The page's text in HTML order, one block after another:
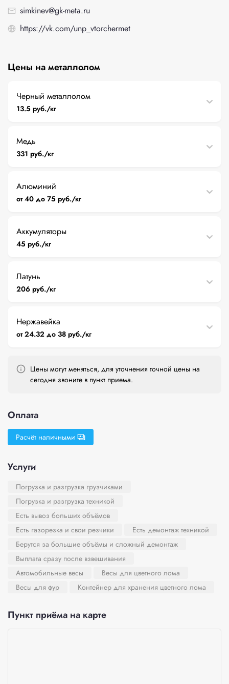
simkinev@gk-meta.ru
https://vk.com/unp_vtorchermet
Цены на металлолом
Черный металлолом
13.5 руб./кг
Медь
331 руб./кг
Алюминий
от 40 до 75 руб./кг
Аккумуляторы
45 руб./кг
Латунь
206 руб./кг
Нержавейка
от 24.32 до 38 руб./кг
Цены могут меняться, для уточнения точной цены на
сегодня звоните в пункт приема.
Оплата
Расчёт наличными
Услуги
Погрузка и разгрузка грузчиками
Погрузка и разгрузка техникой
Есть вывоз больших объёмов
Есть газорезка и свои резчики
Есть демонтаж техникой
Берутся за большие объёмы и сложный демонтаж
Выплата сразу после взвешивания
Автомобильные весы
Весы для цветного лома
Весы для фур
Контейнер для хранения цветного лома
Пункт приёма на карте